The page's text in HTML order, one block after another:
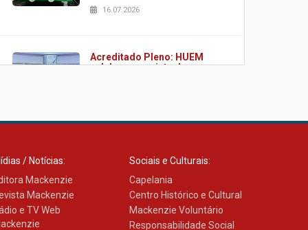
16.07.2026
Acreditado Pleno: HUEM
celebra conquista de
sistema de UTI's inteligentes
06.07.2026
Banco de Multitecidos do
/ Notícias:
Mackenzie
Mackenzie
e TV Web
Sociais e Culturais:
Capelania
Centro Histórico e Cultural
Mackenzie Voluntário
Responsabilidade Social